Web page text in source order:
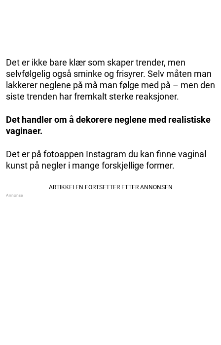
Det er ikke bare klær som skaper trender, men
selvfølgelig også sminke og frisyrer. Selv måten man
lakkerer neglene på må man følge med på – men den
siste trenden har fremkalt sterke reaksjoner.
Det handler om å dekorere neglene med realistiske
vaginaer.
Det er på fotoappen Instagram du kan finne vaginal
kunst på negler i mange forskjellige former.